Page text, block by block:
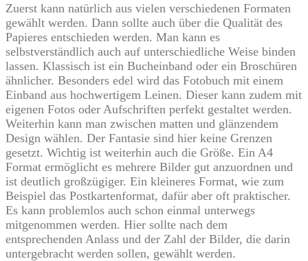
Zuerst kann natürlich aus vielen verschiedenen Formaten
gewählt werden. Dann sollte auch über die Qualität des
Papieres entschieden werden. Man kann es
selbstverständlich auch auf unterschiedliche Weise binden
lassen. Klassisch ist ein Bucheinband oder ein Broschüren
ähnlicher. Besonders edel wird das Fotobuch mit einem
Einband aus hochwertigem Leinen. Dieser kann zudem mit
eigenen Fotos oder Aufschriften perfekt gestaltet werden.
Weiterhin kann man zwischen matten und glänzendem
Design wählen. Der Fantasie sind hier keine Grenzen
gesetzt. Wichtig ist weiterhin auch die Größe. Ein A4
Format ermöglicht es mehrere Bilder gut anzuordnen und
ist deutlich großzügiger. Ein kleineres Format, wie zum
Beispiel das Postkartenformat, dafür aber oft praktischer.
Es kann problemlos auch schon einmal unterwegs
mitgenommen werden. Hier sollte nach dem
entsprechenden Anlass und der Zahl der Bilder, die darin
untergebracht werden sollen, gewählt werden.